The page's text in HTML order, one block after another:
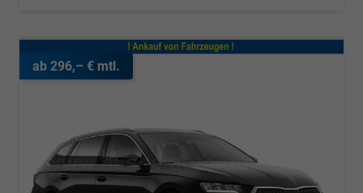
ab 296,– € mtl.